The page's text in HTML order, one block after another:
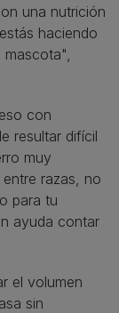
una nutrición
haciendo
con
resultar difícil
muy
razas, no
para tu
ayuda contar
el volumen
sin